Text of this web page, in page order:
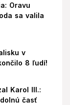
Oravu
sa valila
v
8 ľudí!
Karol III.:
časť